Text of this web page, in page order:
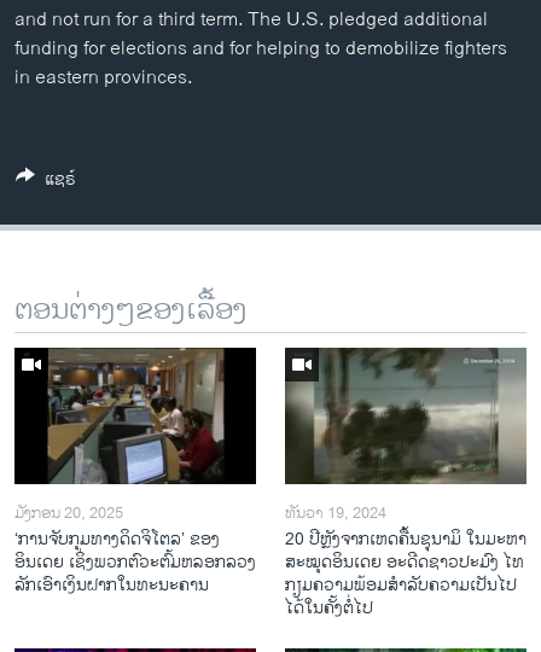
ສຽງ
ລາຍການກະຈາຍສຽງ
ຕິດຕາມພວກເຮົາ ທີ່
and not run for a third term. The U.S. pledged additional
funding for elections and for helping to demobilize fighters
in eastern provinces.
ແຊຣ໌
ຕອນຕ່າງໆຂອງເລື້ອງ
ມັງກອນ 20, 2025
‘ການຈັບກຸມທາງດິດຈິໂຕລ’ ຂອງ
ອິນເດຍ ເຊິ່ງພວກຕົວະຕົ້ມຫລອກລວງ
ລັກເອົາເງິນຝາກໃນທະນະຄານ
ທັນວາ 19, 2024
20 ປີຫຼັງ​ຈາກ​ເຫດ​ຄື້ນ​ຊຸ​ນາ​ມິ ໃນ​ມະ​ຫາ​
ສະ​ໝຸດ​ອິນ​ເດຍ ອະ​ດີດ​ຊາວ​ປະ​ມົງ ໄທ
ກຽມ​ຄວາມ​ພ້ອມ​ສຳ​ລັບ​ຄວາມ​ເປັນ​ໄປ​
ໄດ້​ໃນ​ຄັ້ງ​ຕໍ່​ໄປ